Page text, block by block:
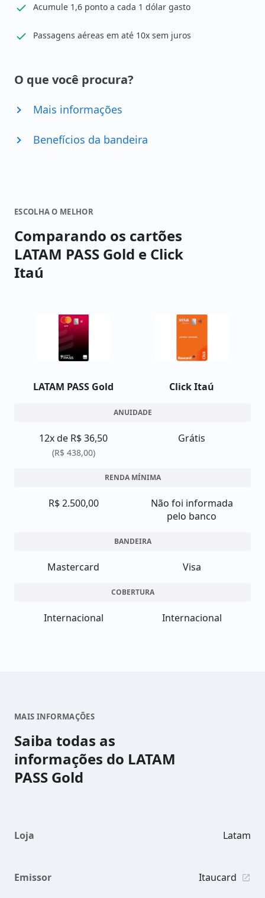
Acumule 1,6 ponto a cada 1 dólar gasto
Passagens aéreas em até 10x sem juros
O que você procura?
Mais informações
Benefícios da bandeira
ESCOLHA O MELHOR
Comparando os cartões
LATAM PASS Gold e Click
Itaú
LATAM PASS Gold Click Itaú
ANUIDADE
12x de R$ 36,50
(R$ 438,00)
Grátis
RENDA MÍNIMA
R$ 2.500,00
Não foi informada
pelo banco
BANDEIRA
Mastercard Visa
COBERTURA
Internacional Internacional
MAIS INFORMAÇÕES
Saiba todas as
informações do LATAM
PASS Gold
Loja Latam
Emissor Itaucard